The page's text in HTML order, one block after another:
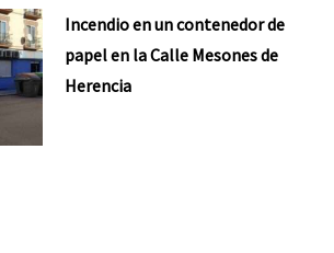
Incendio en un contenedor de
papel en la Calle Mesones de
Herencia